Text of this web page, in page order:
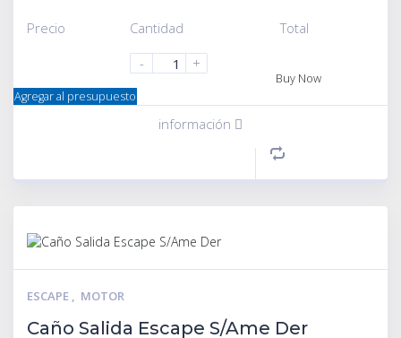
Precio
Cantidad
-
+
Total
Buy Now
Agregar al presupuesto
información
ESCAPE , MOTOR
Caño Salida Escape S/Ame Der